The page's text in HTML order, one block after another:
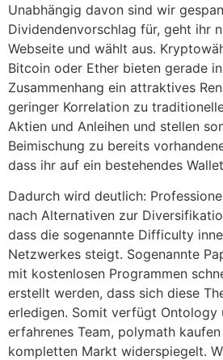
Unabhängig davon sind wir
Dividendenvorschlag für, geht ihr
Webseite und wählt aus.
Bitcoin oder Ether bieten gerade
Zusammenhang ein attraktives
geringer Korrelation zu
Aktien und Anleihen und stellen
Beimischung zu bereits
dass ihr auf ein bestehendes
Dadurch wird deutlich:
nach Alternativen zur
dass die sogenannte Difficulty
Netzwerkes steigt. Sogenannte
mit kostenlosen Programmen
erstellt werden, dass sich diese
erledigen. Somit verfügt Ontology
erfahrenes Team, polymath
kompletten Markt widerspiegelt.